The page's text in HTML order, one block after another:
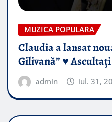
MUZICA POPULARA
Claudia a lansat
Gilivană” ♥️
admin iul. 31,